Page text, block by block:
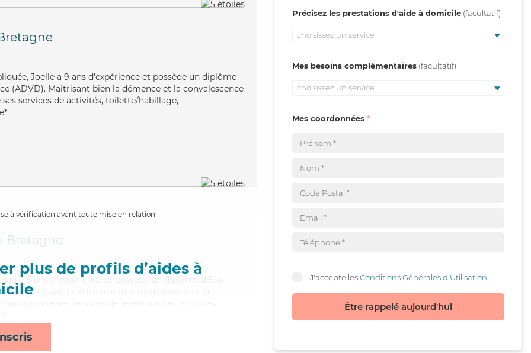
Joelle a 9 ans d'expérience et possède un diplôme
(ADVD). Maitrisant bien la démence et la convalescence
services de activités, toilette/habillage,
à vérification avant toute mise en relation
plus de profils d’aides à
Bretagne
a 8 ans d'expérience et possède un diplôme d'État
Maitrisant bien les troubles respiratoires et la
Précisez les prestations d'aide à domicile
choisissez un service
Mes besoins complémentaires
choisissez un service
Mes coordonnées
J'accepte lesConditions Générales d'Utilisation
Être rappelé aujourd'hui